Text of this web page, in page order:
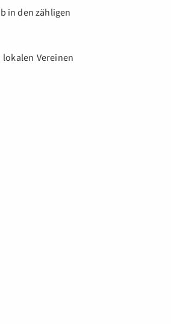
in den zähligen
lokalen Vereinen